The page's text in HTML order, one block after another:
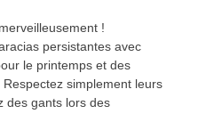
!
persistantes avec
le printemps et des
simplement leurs
des gants lors des